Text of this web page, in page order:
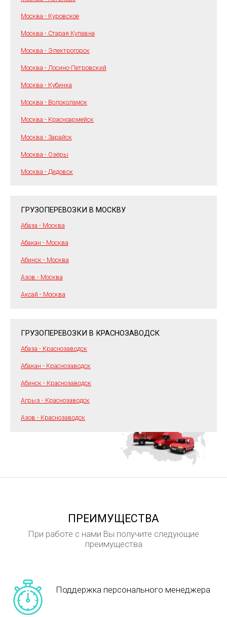
Москва - Куровское
Москва - Старая Купавна
Москва - Электрогорск
Москва - Лосино-Петровский
Москва - Кубинка
Москва - Волоколамск
Москва - Красноармейск
Москва - Зарайск
Москва - Озёры
Москва - Дедовск
ГРУЗОПЕРЕВОЗКИ В МОСКВУ
Абаза - Москва
Абакан - Москва
Абинск - Москва
Азов - Москва
Аксай - Москва
ГРУЗОПЕРЕВОЗКИ В КРАСНОЗАВОДСК
Абаза - Краснозаводск
Абакан - Краснозаводск
Абинск - Краснозаводск
Агрыз - Краснозаводск
Азов - Краснозаводск
ПРЕИМУЩЕСТВА
При работе с нами Вы получите следующие
преимущества
Поддержка персонального менеджера